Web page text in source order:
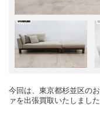
今回は、東京都杉並区の
ァを出張買取いたしました